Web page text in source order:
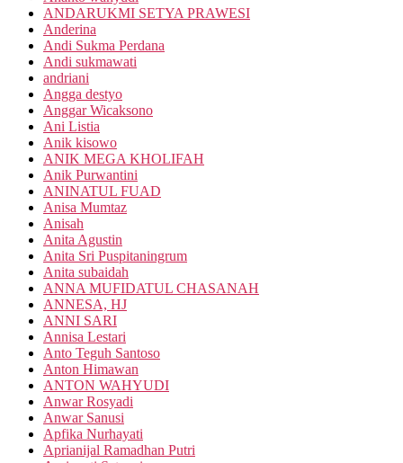
ANDARUKMI SETYA PRAWESI
Anderina
Andi Sukma Perdana
Andi sukmawati
andriani
Angga destyo
Anggar Wicaksono
Ani Listia
Anik kisowo
ANIK MEGA KHOLIFAH
Anik Purwantini
ANINATUL FUAD
Anisa Mumtaz
Anisah
Anita Agustin
Anita Sri Puspitaningrum
Anita subaidah
ANNA MUFIDATUL CHASANAH
ANNESA, HJ
ANNI SARI
Annisa Lestari
Anto Teguh Santoso
Anton Himawan
ANTON WAHYUDI
Anwar Rosyadi
Anwar Sanusi
Apfika Nurhayati
Aprianijal Ramadhan Putri